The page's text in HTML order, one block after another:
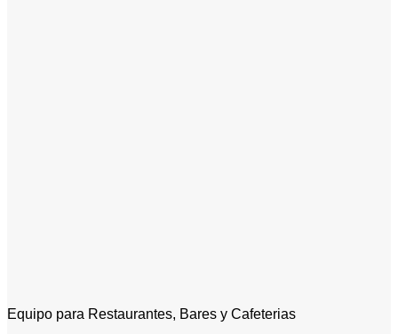
Equipo para Restaurantes, Bares y Cafeterias